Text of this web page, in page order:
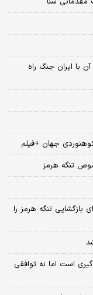
با ایران جنگ راه
جهان +فیلم
تنگه هرمز
تنگه هرمز را
است اما نه توافقی